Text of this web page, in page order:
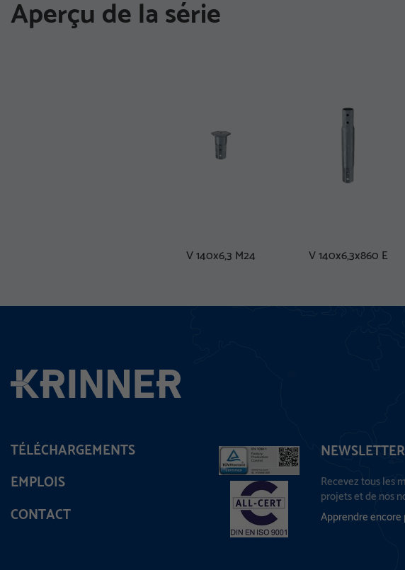
Aperçu de la série
V 140x6,3 M24 V 140x6,3x860 E
TÉLÉCHARGEMENTS
EMPLOIS
CONTACT
NEWSLETTER
Recevez tous les
projets et de nos
Apprendre encore